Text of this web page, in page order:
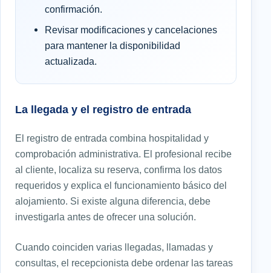
confirmación.
Revisar modificaciones y cancelaciones
para mantener la disponibilidad
actualizada.
La llegada y el registro de entrada
El registro de entrada combina hospitalidad y
comprobación administrativa. El profesional recibe
al cliente, localiza su reserva, confirma los datos
requeridos y explica el funcionamiento básico del
alojamiento. Si existe alguna diferencia, debe
investigarla antes de ofrecer una solución.
Cuando coinciden varias llegadas, llamadas y
consultas, el recepcionista debe ordenar las tareas